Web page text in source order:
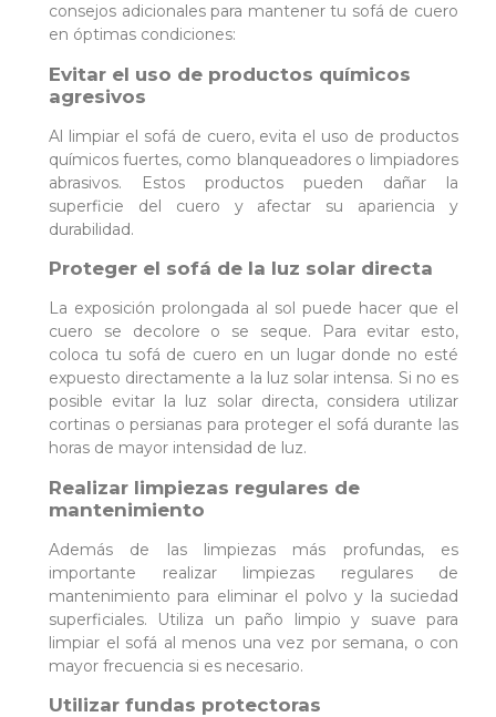
consejos adicionales para mantener tu sofá de cuero
en óptimas condiciones:
Evitar el uso de productos químicos
agresivos
Al limpiar el sofá de cuero, evita el uso de productos
químicos fuertes, como blanqueadores o limpiadores
abrasivos. Estos productos pueden dañar la
superficie del cuero y afectar su apariencia y
durabilidad.
Proteger el sofá de la luz solar directa
La exposición prolongada al sol puede hacer que el
cuero se decolore o se seque. Para evitar esto,
coloca tu sofá de cuero en un lugar donde no esté
expuesto directamente a la luz solar intensa. Si no es
posible evitar la luz solar directa, considera utilizar
cortinas o persianas para proteger el sofá durante las
horas de mayor intensidad de luz.
Realizar limpiezas regulares de
mantenimiento
Además de las limpiezas más profundas, es
importante realizar limpiezas regulares de
mantenimiento para eliminar el polvo y la suciedad
superficiales. Utiliza un paño limpio y suave para
limpiar el sofá al menos una vez por semana, o con
mayor frecuencia si es necesario.
Utilizar fundas protectoras